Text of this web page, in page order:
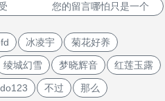
感受 您的留言哪怕只是一个
冰凌宇 菊花好养
绫城幻雪 梦晓辉音 红莲玉露
不过 那么